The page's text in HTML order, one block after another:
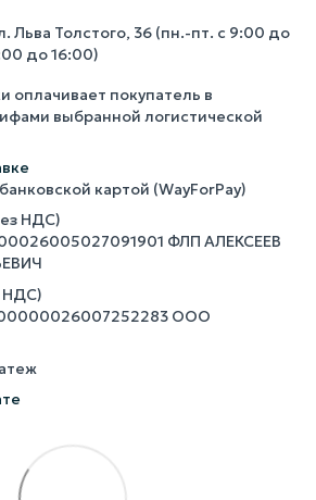
Льва Толстого, 36 (пн.-пт. с 9:00 до
до 16:00)
оплачивает покупатель в
выбранной логистической
картой (WayForPay)
НДС)
ФЛП АЛЕКСЕЕВ
НДС)
ООО